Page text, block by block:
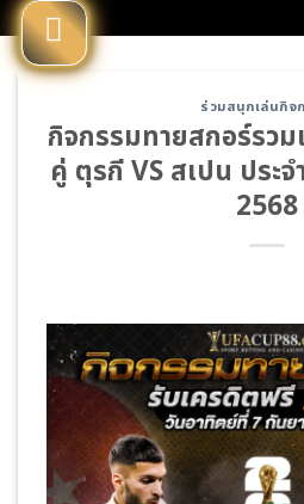
Skip
to
content
ร่วมสนุกเล่นกิจ
กิจกรรมทายสกอร์รวม
คู่ ตุรกี VS สเปน ประ
2568